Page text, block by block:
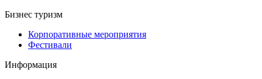
Бизнес туризм
Корпоративные мероприятия
Фестивали
Информация